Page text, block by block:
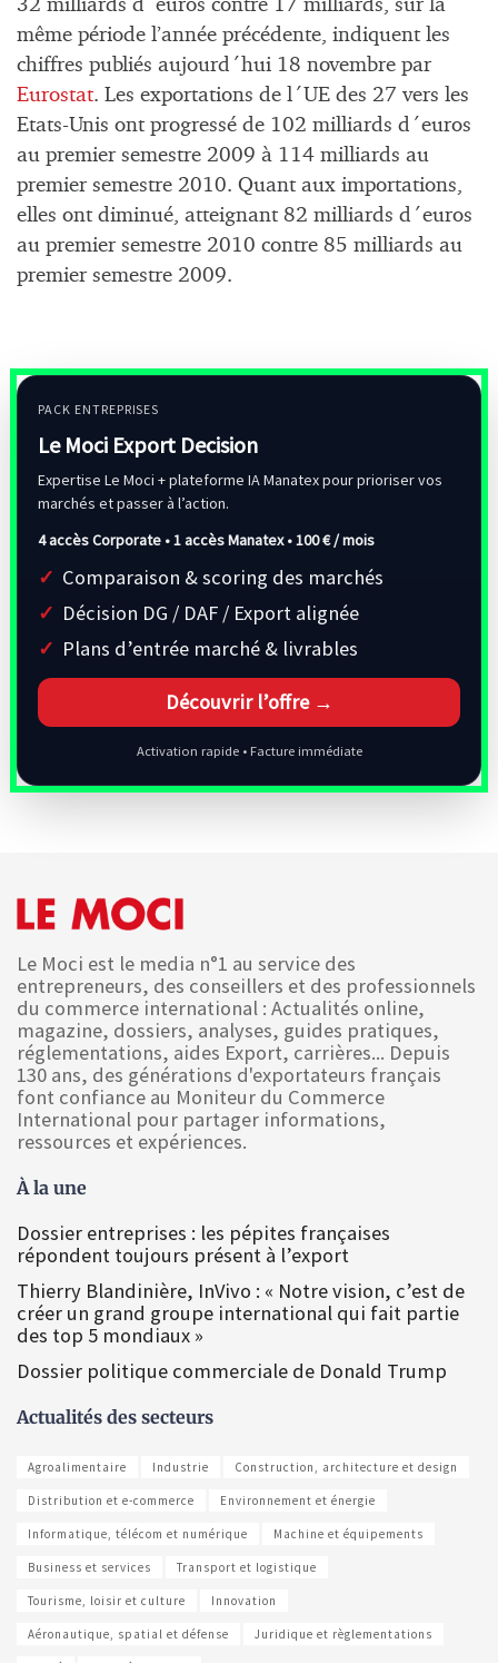
32 milliards d´euros contre 17 milliards, sur la
même période l’année précédente, indiquent les
chiffres publiés aujourd´hui 18 novembre par
Eurostat. Les exportations de l´UE des 27 vers les
Etats-Unis ont progressé de 102 milliards d´euros
au premier semestre 2009 à 114 milliards au
premier semestre 2010. Quant aux importations,
elles ont diminué, atteignant 82 milliards d´euros
au premier semestre 2010 contre 85 milliards au
premier semestre 2009.
PACK ENTREPRISES
Le Moci Export Decision
Expertise Le Moci + plateforme IA Manatex pour prioriser vos
marchés et passer à l’action.
4 accès Corporate • 1 accès Manatex •100 € / mois
Comparaison & scoring des marchés
Décision DG / DAF / Export alignée
Plans d’entrée marché & livrables
Découvrir l’offre →
Activation rapide • Facture immédiate
Le Moci est le media n°1 au service des
entrepreneurs, des conseillers et des professionnels
du commerce international : Actualités online,
magazine, dossiers, analyses, guides pratiques,
réglementations, aides Export, carrières... Depuis
130 ans, des générations d'exportateurs français
font confiance au Moniteur du Commerce
International pour partager informations,
ressources et expériences.
À la une
Dossier entreprises : les pépites françaises
répondent toujours présent à l’export
Thierry Blandinière, InVivo : « Notre vision, c’est de
créer un grand groupe international qui fait partie
des top 5 mondiaux »
Dossier politique commerciale de Donald Trump
Actualités des secteurs
Agroalimentaire Industrie Construction, architecture et design
Distribution et e-commerce Environnement et énergie
Informatique, télécom et numérique Machine et équipements
Business et services Transport et logistique
Tourisme, loisir et culture Innovation
Aéronautique, spatial et défense Juridique et règlementations